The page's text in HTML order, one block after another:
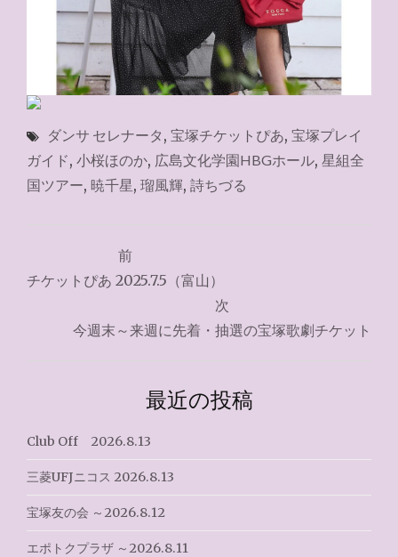
ダンサ セレナータ , 宝塚チケットぴあ, 宝塚プレイ
ガイド, 小桜ほのか, 広島文化学園HBGホール, 星組全
国ツアー, 暁千星, 瑠風輝, 詩ちづる
稿
シ
ョ
ン
前
チケットぴあ 2025.7.5（富山）
次
今週末～来週に先着・抽選の宝塚歌劇チケット
最近の投稿
Club Off 2026.8.13
三菱UFJニコス 2026.8.13
宝塚友の会 ～2026.8.12
エポトクプラザ ～2026.8.11